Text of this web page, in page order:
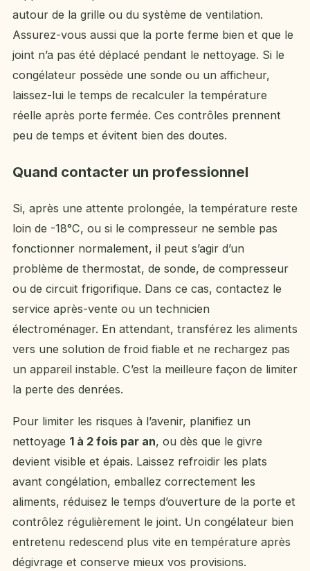
autour de la grille ou du système de ventilation.
Assurez-vous aussi que la porte ferme bien et que le
joint n’a pas été déplacé pendant le nettoyage. Si le
congélateur possède une sonde ou un afficheur,
laissez-lui le temps de recalculer la température
réelle après porte fermée. Ces contrôles prennent
peu de temps et évitent bien des doutes.
Quand contacter un professionnel
Si, après une attente prolongée, la température reste
loin de -18°C, ou si le compresseur ne semble pas
fonctionner normalement, il peut s’agir d’un
problème de thermostat, de sonde, de compresseur
ou de circuit frigorifique. Dans ce cas, contactez le
service après-vente ou un technicien
électroménager. En attendant, transférez les aliments
vers une solution de froid fiable et ne rechargez pas
un appareil instable. C’est la meilleure façon de limiter
la perte des denrées.
Pour limiter les risques à l’avenir, planifiez un
nettoyage 1 à 2 fois par an, ou dès que le givre
devient visible et épais. Laissez refroidir les plats
avant congélation, emballez correctement les
aliments, réduisez le temps d’ouverture de la porte et
contrôlez régulièrement le joint. Un congélateur bien
entretenu redescend plus vite en température après
dégivrage et conserve mieux vos provisions.